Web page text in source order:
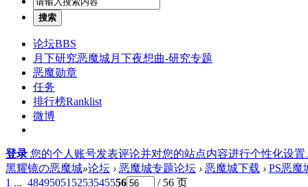
搜索
论坛BBS
月下研究恶魔城月下夜想曲-研究专题
恶魔勋章
任务
排行榜Ranklist
微博
登录 您的个人账号发表评论并对您的站点内容进行个性化设置
黑耀镜の恶魔城»论坛 › 恶魔城专题论坛 › 恶魔城下载 › PS恶魔
1 ... 48495051 5253545556
/ 56 页